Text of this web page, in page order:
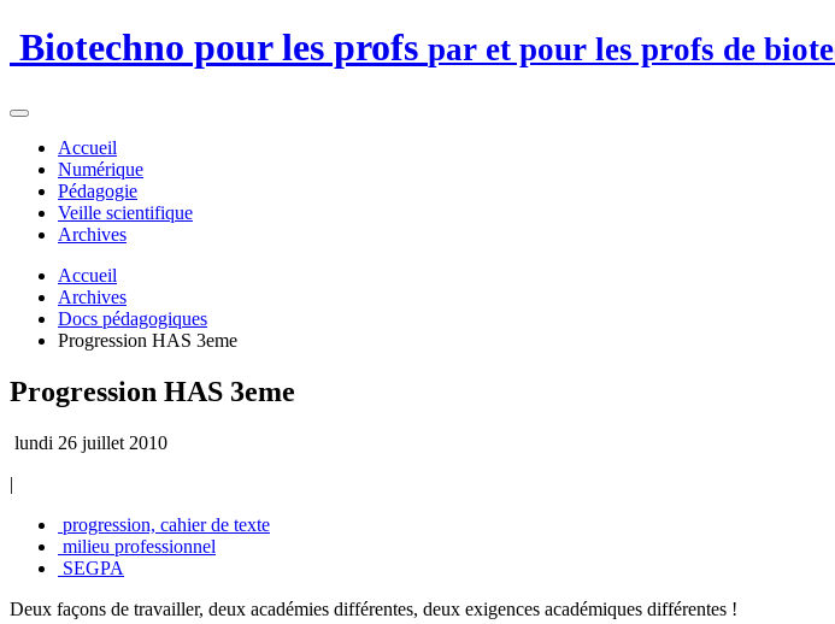
Biotechno pour les profs par et pour les profs de
Accueil
Numérique
Pédagogie
Veille scientifique
Archives
Accueil
Archives
Docs pédagogiques
Progression HAS 3eme
Progression HAS 3eme
lundi 26 juillet 2010
|
progression, cahier de texte
milieu professionnel
SEGPA
Deux façons de travailler, deux académies différentes, deux exigences académiques différentes !